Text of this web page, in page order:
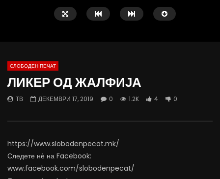
најевтини – каде пазаруваат
АВГУСТ 5, 2026
0
додека сме надвор од
СЛОБОДЕН ПЕЧАТ
ЛИКЕР ОД ЖАЛФИЈА
ТВ ДЕКЕМВРИ 17, 2019 0 1.2K 4 0
https://www.slobodenpecat.mk/
Следете нѐ на Facebook:
www.facebook.com/slobodenpecat/